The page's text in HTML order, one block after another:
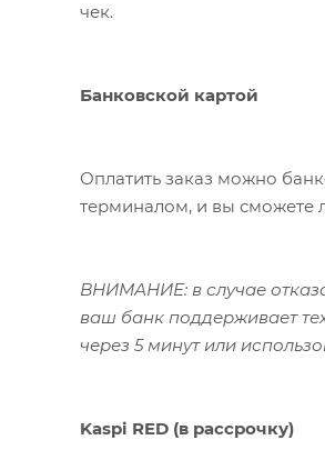
чек.
Банковской картой
Оплатить заказ можно
терминалом, и вы сможете
ВНИМАНИЕ: в случае
ваш банк поддерживает
через 5 минут или
Kaspi RED (в рассрочку)